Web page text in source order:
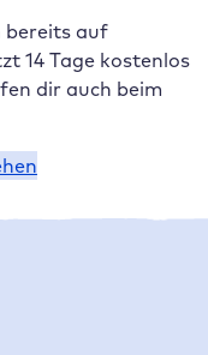
bereits auf
14 Tage kostenlos
dir auch beim